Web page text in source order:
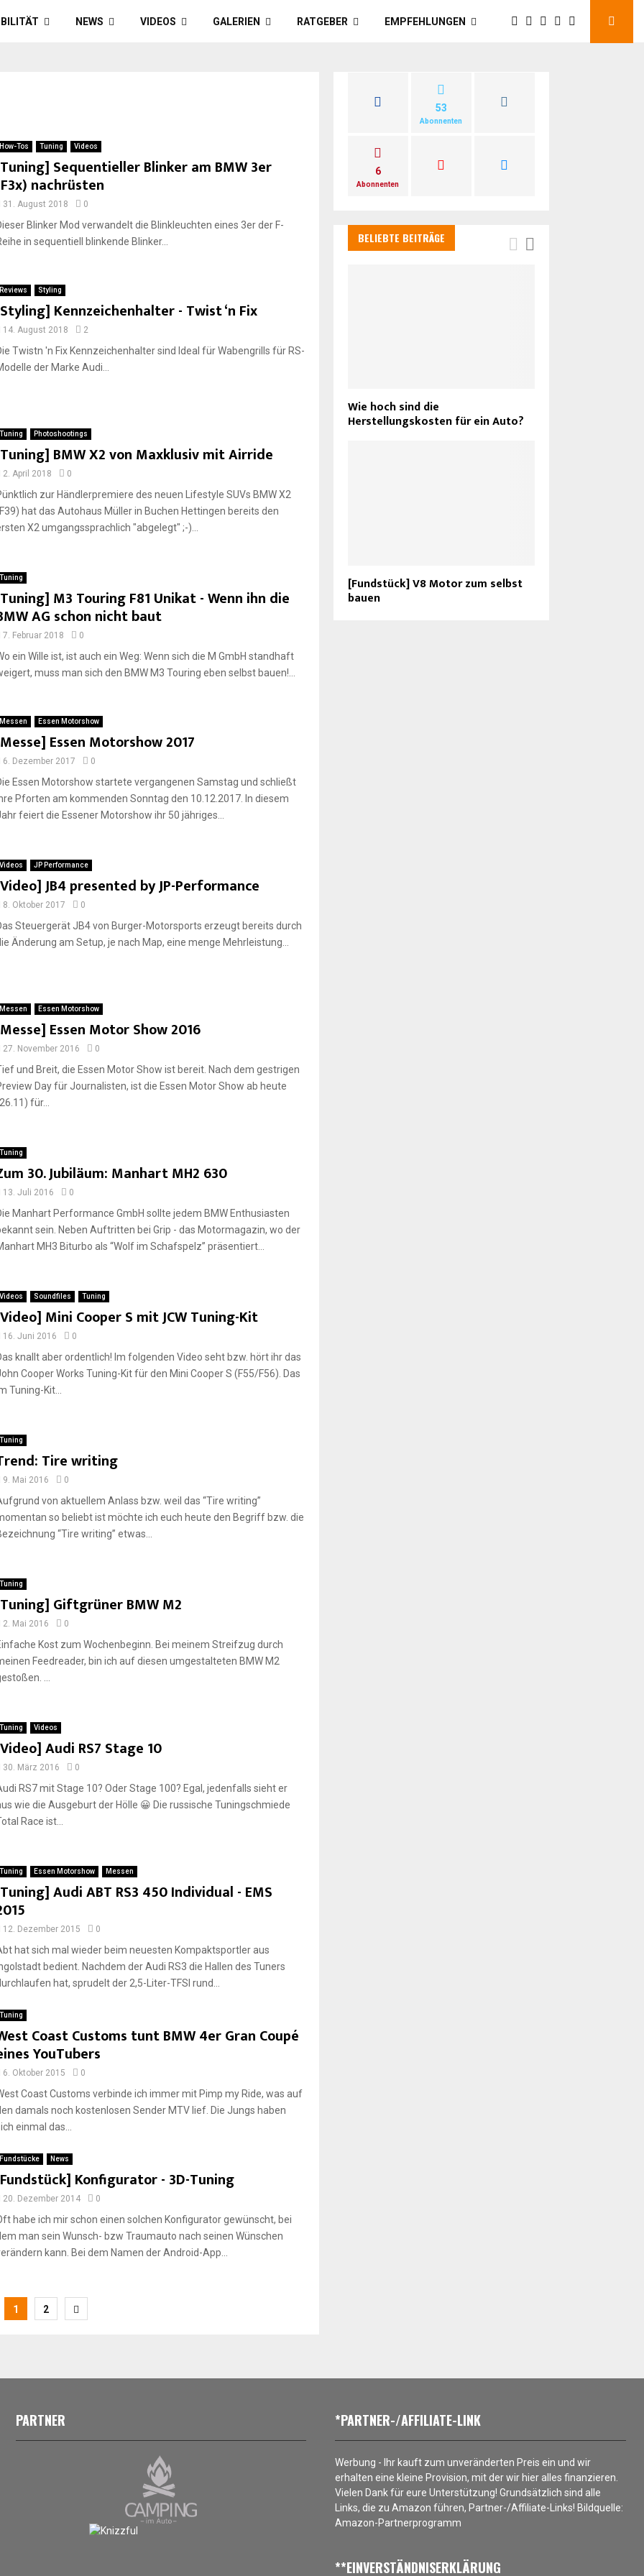
NEWS VIDEOS GALERIEN RATGEBER EMPFEHLUNGEN
How-Tos Tuning Videos
Sequentieller Blinker am BMW 3er
nachrüsten
31. August 2018 0
Blinker Mod verwandelt die Blinkleuchten eines 3er der F-
in sequentiell blinkende Blinker...
Reviews Styling
Kennzeichenhalter - Twist ‘n Fix
14. August 2018 2
Twistn 'n Fix Kennzeichenhalter sind Ideal für Wabengrills für RS-
der Marke Audi...
Tuning Photoshootings
BMW X2 von Maxklusiv mit Airride
2. April 2018 0
zur Händlerpremiere des neuen Lifestyle SUVs BMW X2
hat das Autohaus Müller in Buchen Hettingen bereits den
X2 umgangssprachlich "abgelegt" ;-)...
Tuning
M3 Touring F81 Unikat - Wenn ihn die
AG schon nicht baut
7. Februar 2018 0
ein Wille ist, ist auch ein Weg: Wenn sich die M GmbH standhaft
muss man sich den BMW M3 Touring eben selbst bauen!...
Messen Essen Motorshow
Essen Motorshow 2017
6. Dezember 2017 0
Essen Motorshow startete vergangenen Samstag und schließt
Pforten am kommenden Sonntag den 10.12.2017. In diesem
feiert die Essener Motorshow ihr 50 jähriges...
Videos JP Performance
JB4 presented by JP-Performance
8. Oktober 2017 0
Steuergerät JB4 von Burger-Motorsports erzeugt bereits durch
Änderung am Setup, je nach Map, eine menge Mehrleistung...
Messen Essen Motorshow
Essen Motor Show 2016
27. November 2016 0
und Breit, die Essen Motor Show ist bereit. Nach dem gestrigen
Day für Journalisten, ist die Essen Motor Show ab heute
für...
Tuning
30. Jubiläum: Manhart MH2 630
13. Juli 2016 0
Manhart Performance GmbH sollte jedem BMW Enthusiasten
sein. Neben Auftritten bei Grip - das Motormagazin, wo der
MH3 Biturbo als “Wolf im Schafspelz” präsentiert...
Videos Soundfiles Tuning
Mini Cooper S mit JCW Tuning-Kit
16. Juni 2016 0
knallt aber ordentlich! Im folgenden Video seht bzw. hört ihr das
Cooper Works Tuning-Kit für den Mini Cooper S (F55/F56). Das
Tuning-Kit...
Tuning
Tire writing
9. Mai 2016 0
von aktuellem Anlass bzw. weil das “Tire writing”
so beliebt ist möchte ich euch heute den Begriff bzw. die
“Tire writing” etwas...
Tuning
Giftgrüner BMW M2
2. Mai 2016 0
Kost zum Wochenbeginn. Bei meinem Streifzug durch
Feedreader, bin ich auf diesen umgestalteten BMW M2
...
Tuning Videos
Audi RS7 Stage 10
30. März 2016 0
RS7 mit Stage 10? Oder Stage 100? Egal, jedenfalls sieht er
wie die Ausgeburt der Hölle 😀 Die russische Tuningschmiede
Race ist...
Tuning Essen Motorshow Messen
Audi ABT RS3 450 Individual - EMS
12. Dezember 2015 0
hat sich mal wieder beim neuesten Kompaktsportler aus
bedient. Nachdem der Audi RS3 die Hallen des Tuners
hat, sprudelt der 2,5-Liter-TFSI rund...
Tuning
Coast Customs tunt BMW 4er Gran Coupé
YouTubers
6. Oktober 2015 0
Coast Customs verbinde ich immer mit Pimp my Ride, was auf
damals noch kostenlosen Sender MTV lief. Die Jungs haben
einmal das...
Fundstücke News
Konfigurator - 3D-Tuning
20. Dezember 2014 0
habe ich mir schon einen solchen Konfigurator gewünscht, bei
man sein Wunsch- bzw Traumauto nach seinen Wünschen
kann. Bei dem Namen der Android-App...
1 2
53
Abonnenten
6
Abonnenten
BELIEBTE BEITRÄGE
Wie hoch sind die
Herstellungskosten für ein Auto?
[Fundstück] V8 Motor zum selbst
bauen
PARTNER *PARTNER-/AFFILIATE-LINK
Werbung - Ihr kauft zum unveränderten Preis ein und wir
erhalten eine kleine Provision, mit der wir hier alles finanzieren.
Vielen Dank für eure Unterstützung! Grundsätzlich sind alle
Links, die zu Amazon führen, Partner-/Affiliate-Links! Bildquelle:
Amazon-Partnerprogramm
**EINVERSTÄNDNISERKLÄRUNG